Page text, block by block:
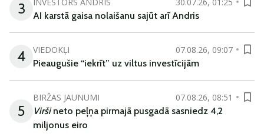
3
AI karstā gaisa nolaišanu sajūt arī Andris
4 VIEDOKĻI
07.08.26, 09:07
Pieaugušie “iekrīt” uz viltus investīcijām
5
BIRŽAS JAUNUMI
07.08.26, 08:51
Viršineto peļņa pirmajā pusgadā sasniedz 4,2
miljonus eiro